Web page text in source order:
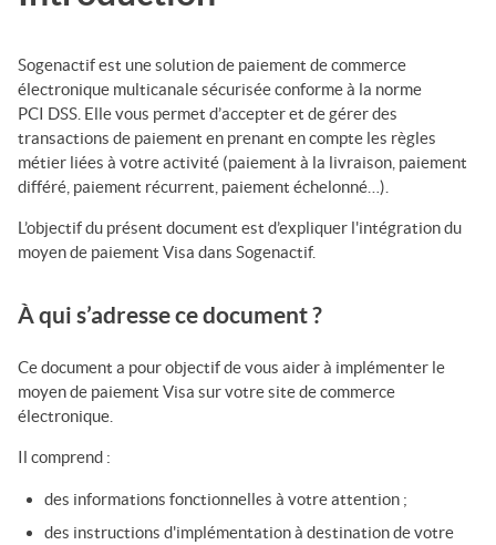
Sogenactifest une solution de paiement de commerce
électronique multicanale sécurisée conforme à la norme
PCI DSS. Elle vous permet d’accepter et de gérer des
transactions de paiement en prenant en compte les règles
métier liées à votre activité (paiement à la livraison, paiement
différé, paiement récurrent, paiement échelonné …).
L’objectif du présent document est d’expliquer l'intégrationdu
moyen de paiement Visa dans Sogenactif.
À qui s’adresse ce document ?
Ce document a pour objectif de vous aider à implémenter le
moyen de paiement Visa sur votre site de commerce
électronique.
Il comprend :
des informations fonctionnelles à votre attention ;
des instructions d'implémentation à destination de votre